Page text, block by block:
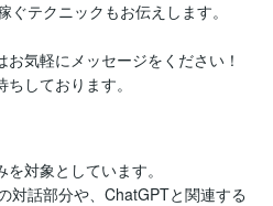
テクニックもお伝えします。
気軽にメッセージをください！
しております。
対象としています。
対話部分や、ChatGPTと関連する